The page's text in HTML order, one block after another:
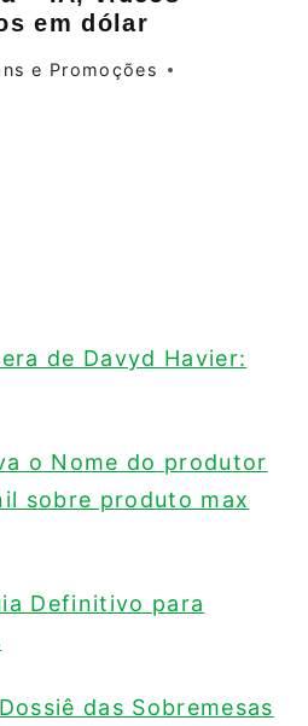
em dólar
e Promoções
de Davyd Havier:
o Nome do produtor
sobre produto max
Definitivo para
das Sobremesas